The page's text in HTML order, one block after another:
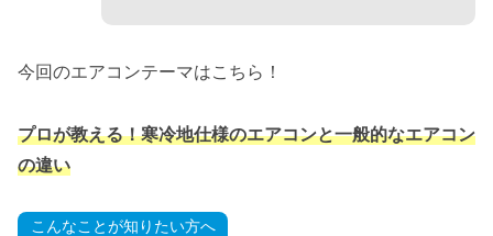
今回のエアコンテーマはこちら！
プロが教える！寒冷地仕様のエアコンと一般的なエアコン
の違い
こんなことが知りたい方へ